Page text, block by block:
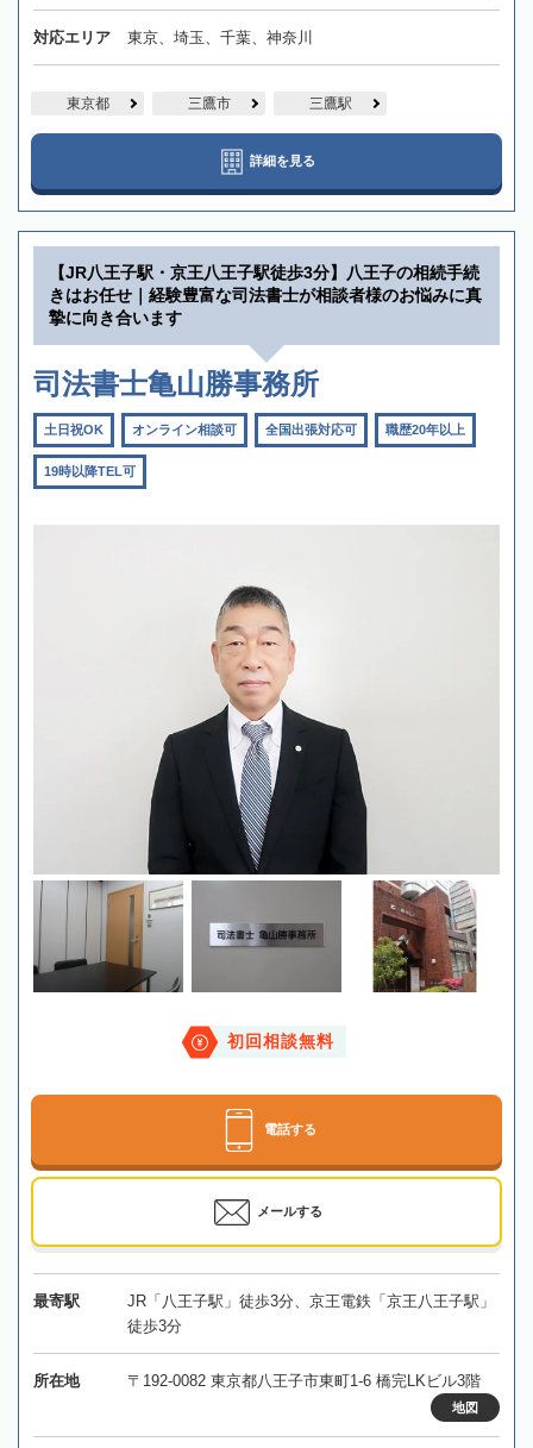
対応エリア 東京、埼玉、千葉、神奈川
東京都 三鷹市 三鷹駅
詳細を見る
【JR八王子駅・京王八王子駅徒歩3分】八王子の相続手続
きはお任せ｜経験豊富な司法書士が相談者様のお悩みに真
摯に向き合います
司法書士亀山勝事務所
土日祝OK オンライン相談可 全国出張対応可 職歴20年以上
19時以降TEL可
初回相談無料
電話する
メールする
最寄駅
JR「八王子駅」徒歩3分、京王電鉄「京王八王子駅」
徒歩3分
所在地 〒192-0082 東京都八王子市東町1-6 橋完LKビル3階
地図